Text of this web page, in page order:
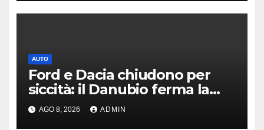
AUTO
Ford e Dacia chiudono per
siccità: il Danubio ferma la
produzione auto
AGO 8, 2026 ADMIN